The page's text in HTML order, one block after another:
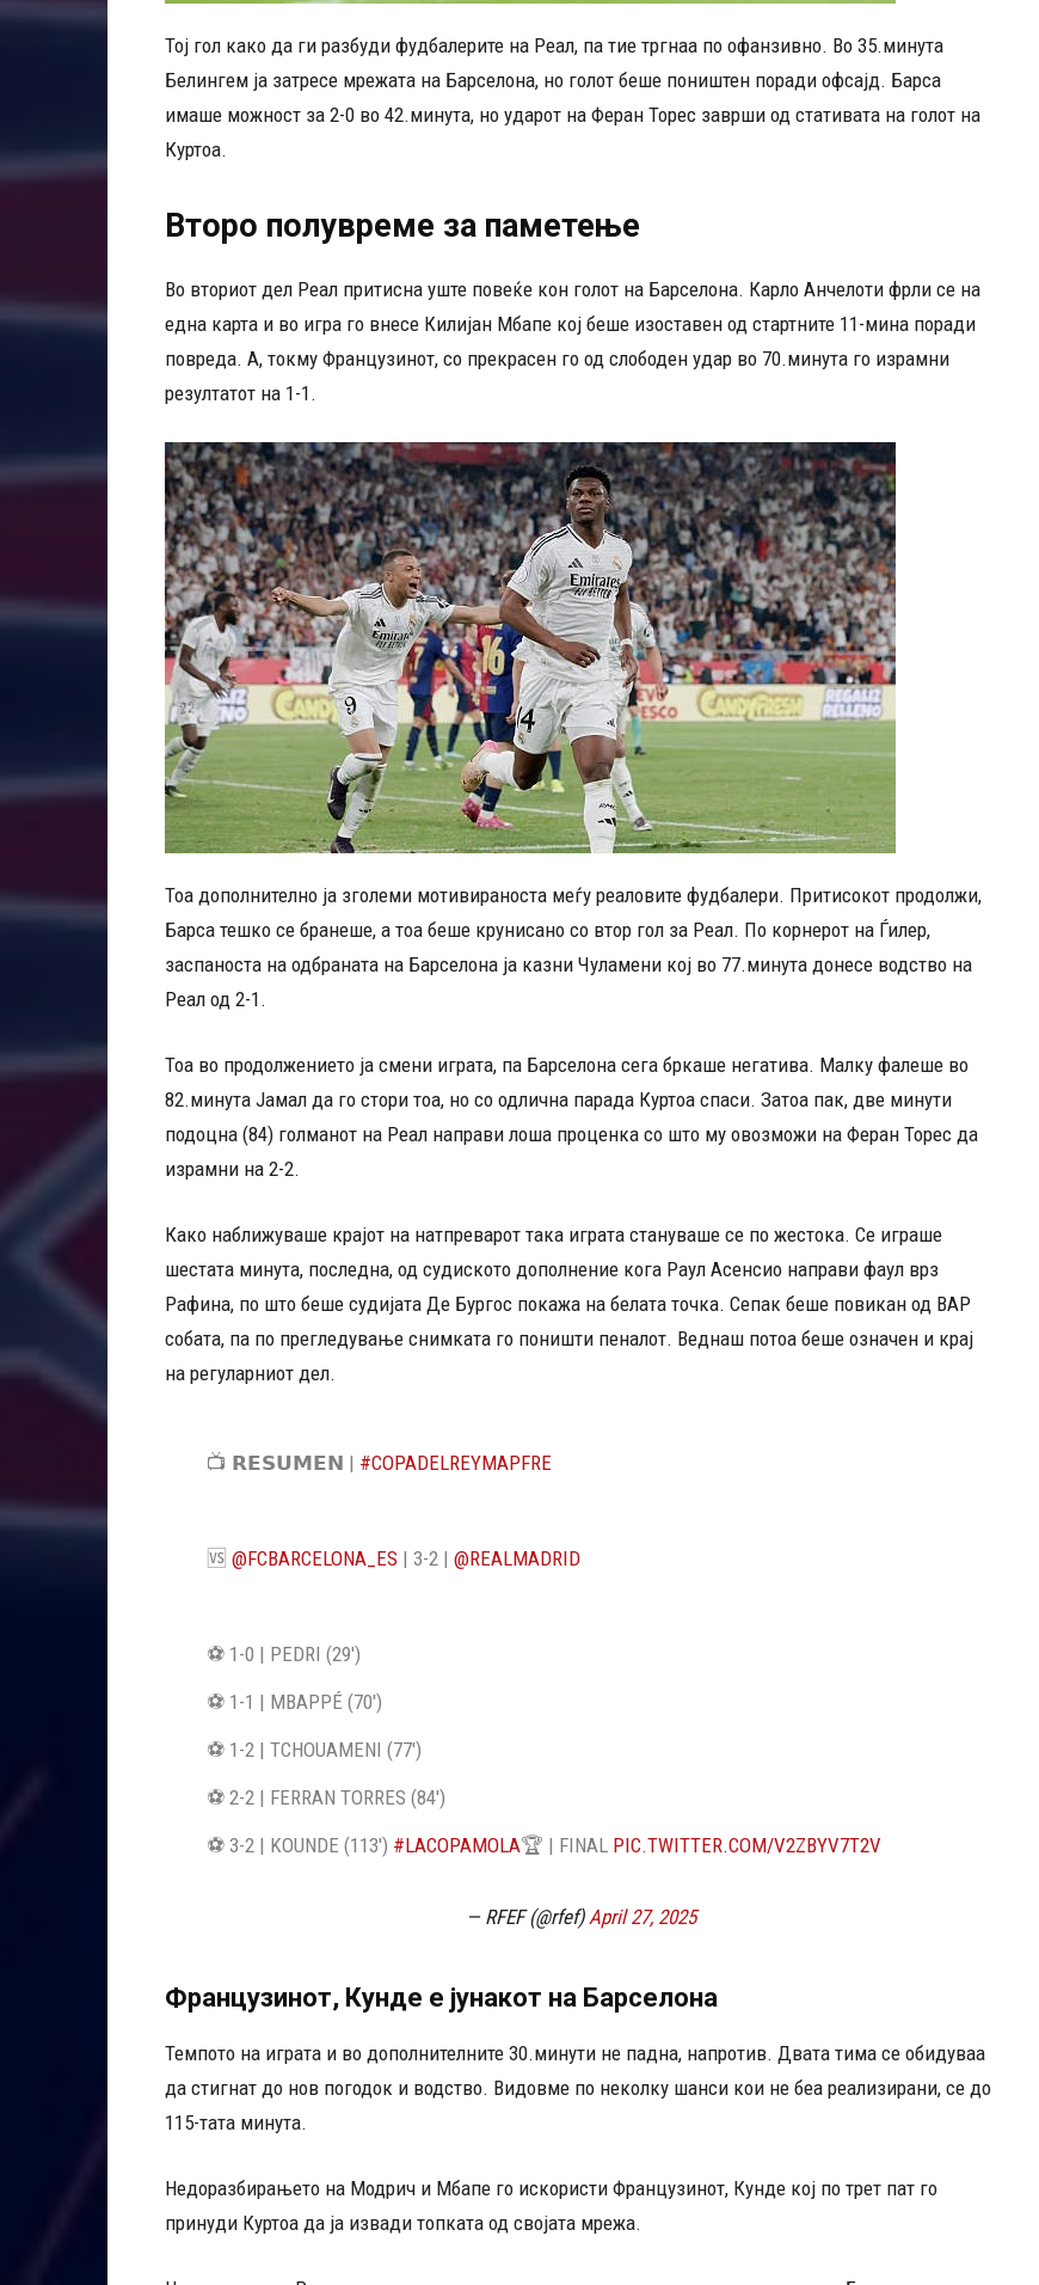
Тој гол како да ги разбуди фудбалерите на Реал, па тие тргнаа по офанзивно. Во 35.минута
Белингем ја затресе мрежата на Барселона, но голот беше поништен поради офсајд. Барса
имаше можност за 2-0 во 42.минута, но ударот на Феран Торес заврши од стативата на голот на
Куртоа.
Второ полувреме за паметење
Во вториот дел Реал притисна уште повеќе кон голот на Барселона. Карло Анчелоти фрли се на
една карта и во игра го внесе Килијан Мбапе кој беше изоставен од стартните 11-мина поради
повреда. А, токму Французинот, со прекрасен го од слободен удар во 70.минута го израмни
резултатот на 1-1.
Тоа дополнително ја зголеми мотивираноста меѓу реаловите фудбалери. Притисокот продолжи,
Барса тешко се бранеше, а тоа беше крунисано со втор гол за Реал. По корнерот на Ѓилер,
заспаноста на одбраната на Барселона ја казни Чуламени кој во 77.минута донесе водство на
Реал од 2-1.
Тоа во продолжението ја смени играта, па Барселона сега бркаше негатива. Малку фалеше во
82.минута Јамал да го стори тоа, но со одлична парада Куртоа спаси. Затоа пак, две минути
подоцна (84) голманот на Реал направи лоша проценка со што му овозможи на Феран Торес да
израмни на 2-2.
Како наближуваше крајот на натпреварот така играта стануваше се по жестока. Се играше
шестата минута, последна, од судиското дополнение кога Раул Асенсио направи фаул врз
Рафина, по што беше судијата Де Бургос покажа на белата точка. Сепак беше повикан од ВАР
собата, па по прегледување снимката го поништи пеналот. Веднаш потоа беше означен и крај
на регуларниот дел.
📺 𝗥𝗘𝗦𝗨𝗠𝗘𝗡 | #COPADELREYMAPFRE
🆚 @FCBARCELONA_ES | 3-2 | @REALMADRID
⚽️ 1-0 | PEDRI (29')
⚽️ 1-1 | MBAPPÉ (70')
⚽️ 1-2 | TCHOUAMENI (77')
⚽️ 2-2 | FERRAN TORRES (84')
⚽️ 3-2 | KOUNDE (113') #LACOPAMOLA🏆 | FINAL PIC.TWITTER.COM/V2ZBYV7T2V
— RFEF (@rfef)April 27, 2025
Французинот, Кунде е јунакот на Барселона
Темпото на играта и во дополнителните 30.минути не падна, напротив. Двата тима се обидуваа
да стигнат до нов погодок и водство. Видовме по неколку шанси кои не беа реализирани, се до
115-тата минута.
Недоразбирањето на Модрич и Мбапе го искористи Французинот, Кунде кој по трет пат го
принуди Куртоа да ја извади топката од својата мрежа.